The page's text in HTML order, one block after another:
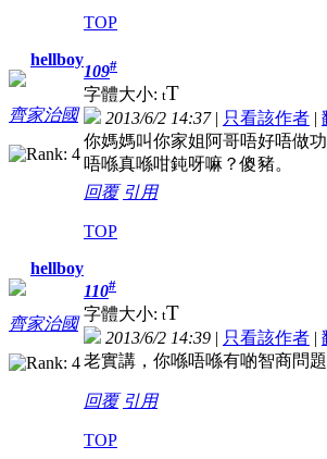
TOP
hellboy
齊家治國
109#
字體大小: tT
2013/6/2 14:37| 只看該作者 |
你媽媽叫你家姐阿哥唔好唔做
唔喺真喺咁鈍呀嘛？傻豬。
回覆 引用
TOP
hellboy
齊家治國
110#
字體大小: tT
2013/6/2 14:39 | 只看該作者 |
老實講，你喺唔喺有啲智商問
回覆 引用
TOP